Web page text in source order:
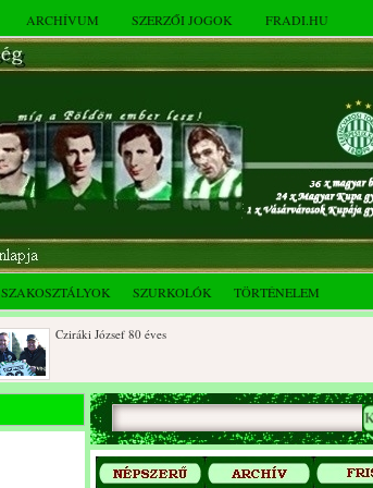
ARCHÍVUM SZERZŐI JOGOK FRADI.HU
SZAKOSZTÁLYOK SZURKOLÓK TÖRTÉNELEM
Cziráki József 80 éves
Dálnoki József 90 éves